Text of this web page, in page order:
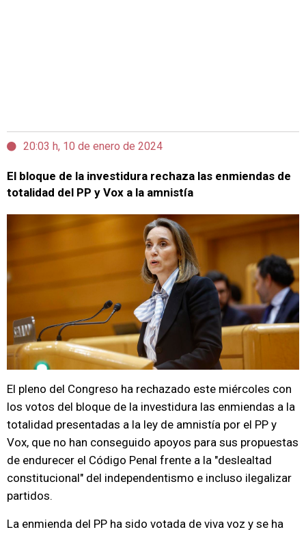
20:03 h, 10 de enero de 2024
El bloque de la investidura rechaza las enmiendas de
totalidad del PP y Vox a la amnistía
El pleno del Congreso ha rechazado este miércoles con
los votos del bloque de la investidura las enmiendas a la
totalidad presentadas a la ley de amnistía por el PP y
Vox, que no han conseguido apoyos para sus propuestas
de endurecer el Código Penal frente a la "deslealtad
constitucional" del independentismo e incluso ilegalizar
partidos.
La enmienda del PP ha sido votada de viva voz y se ha